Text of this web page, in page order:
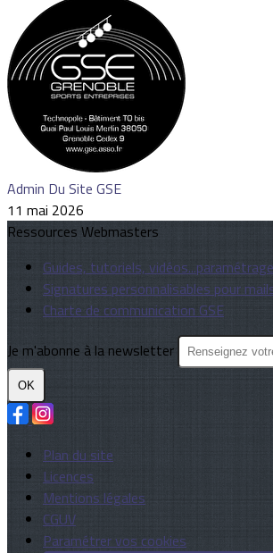
Admin Du Site GSE
11 mai 2026
Ressources Webmasters
Guides, tutoriels,
Signatures personnalisables pour
Charte de communication GSE
Je m'abonne à la newsletter
OK
Plan du site
Licences
Mentions légales
CGUV
Paramétrer vos cookies